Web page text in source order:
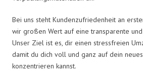
Bei uns steht Kundenzufriedenheit an
wir großen Wert auf eine transparente
Unser Ziel ist es, dir einen stressfreien
damit du dich voll und ganz auf dein
konzentrieren kannst.